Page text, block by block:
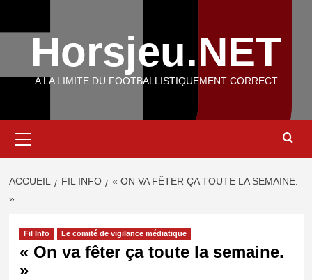
Horsjeu.NET
A LA LIMITE DU FOOTBALLISTIQUEMENT CORRECT
principal
ACCUEIL FIL INFO
« ON VA FÊTER ÇA TOUTE LA SEMAINE.
»
Fil Info Le comité de vigilance médiatique
« On va fêter ça toute la semaine.
»